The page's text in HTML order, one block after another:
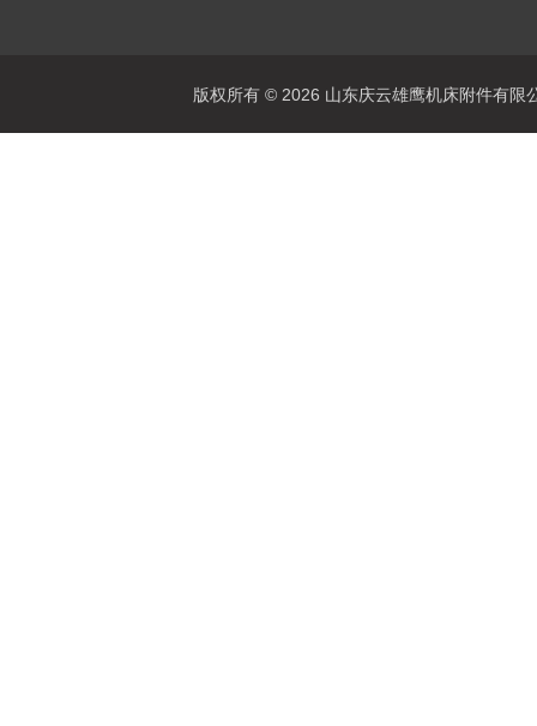
版权所有 © 2026 山东庆云雄鹰机床附件有